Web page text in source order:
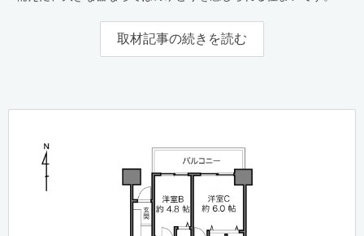
取材記事の続きを読む